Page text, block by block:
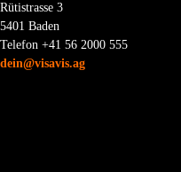
Rütistrasse 3
5401 Baden
Telefon +41 56 2000 555
dein@visavis.ag